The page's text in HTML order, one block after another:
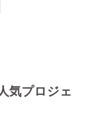
気プロジェ